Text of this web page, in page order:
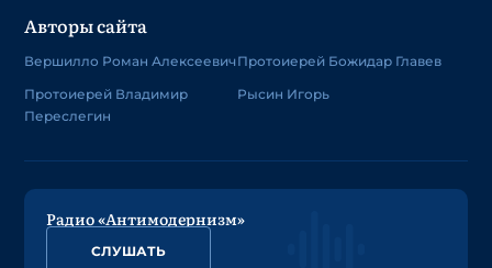
Авторы сайта
Вершилло Роман Алексеевич
Протоиерей Владимир
Переслегин
Протоиерей Божидар Главев
Рысин Игорь
Радио «Антимодернизм»
СЛУШАТЬ